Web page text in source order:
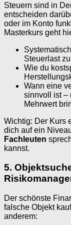
Steuern sind in
entscheiden
oder im Konto
Masterkurs geht
Steuerlast
Wie du
Wann eine
sinnvoll ist –
Mehrwert
Wichtig: Der Kurs
dich auf ein
Fachleuten
kannst.
5.
Der schönste
falsche Objekt
anderem: